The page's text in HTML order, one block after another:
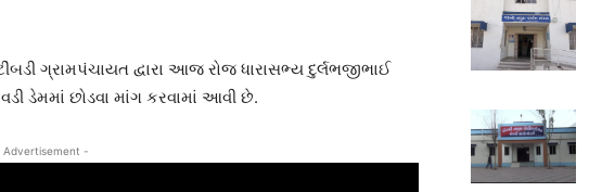
ગ્રામપંચાયત દ્વારા આજ રોજ ધારાસભ્ય દુર્લભજીભાઈ
ડેમમાં છોડવા માંગ કરવામાં આવી છે.
-